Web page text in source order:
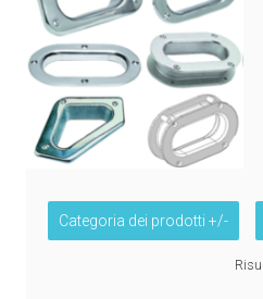
Categoria dei prodotti +/-